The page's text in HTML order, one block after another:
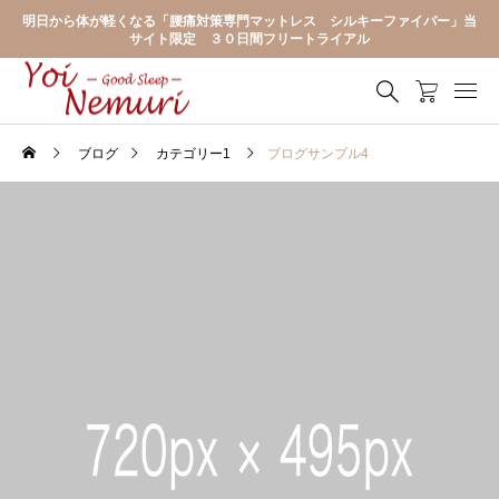
明日から体が軽くなる「腰痛対策専門マットレス シルキーファイバー」当
サイト限定 ３０日間フリートライアル
ブログ カテゴリー1 ブログサンプル4